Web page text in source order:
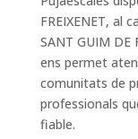
FREIXENET, al
SANT GUIM DE
ens permet
comunitats de
professionals
fiable.